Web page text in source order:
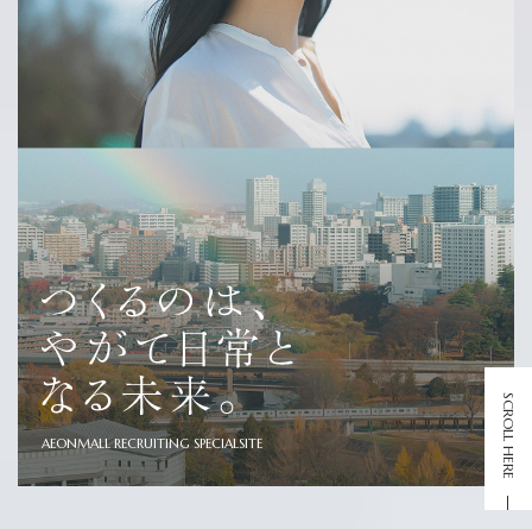
Crosstalk
Special Contents
Movie
Organization
Recruit
AEONMALL RECRUITING SPECIALSITE SCROLL HERE